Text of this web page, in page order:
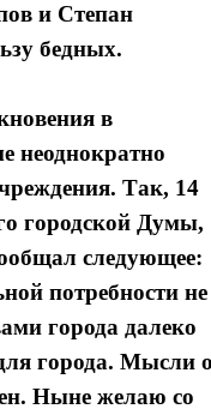
и Степан
бедных.
в
неоднократно
Так, 14
городской Думы,
следующее:
потребности не
города далеко
города. Мысли
Ныне желаю со